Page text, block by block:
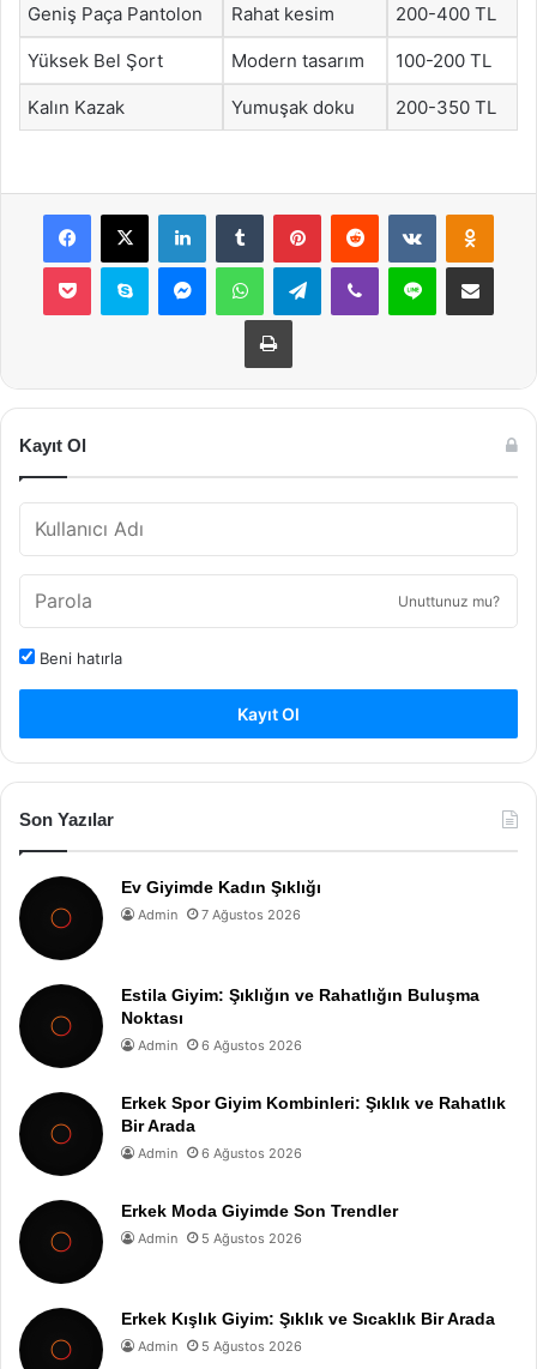
Geniş Paça Pantolon Rahat kesim 200-400 TL
Yüksek Bel Şort Modern tasarım 100-200 TL
Kalın Kazak Yumuşak doku 200-350 TL
Facebook
X LinkedInTumblr PinterestReddit VKontakte
Pocket Skype MessengerWhatsAppTelegramViber Line E-Posta ile
Yazdır
Kayıt Ol
Unuttunuz mu?
Beni hatırla
Kayıt Ol
Son Yazılar
Ev Giyimde Kadın Şıklığı
Admin 7 Ağustos 2026
Estila Giyim: Şıklığın ve Rahatlığın Buluşma
Noktası
Admin 6 Ağustos 2026
Erkek Spor Giyim Kombinleri: Şıklık ve Rahatlık
Bir Arada
Admin 6 Ağustos 2026
Erkek Moda Giyimde Son Trendler
Admin 5 Ağustos 2026
Erkek Kışlık Giyim: Şıklık ve Sıcaklık Bir Arada
Admin 5 Ağustos 2026